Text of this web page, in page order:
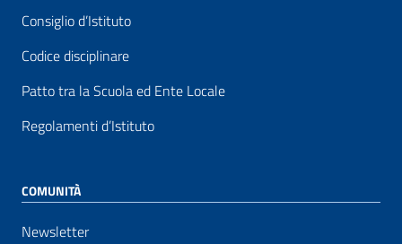
Consiglio d’Istituto
Codice disciplinare
Patto tra la Scuola ed Ente Locale
Regolamenti d’Istituto
COMUNITÀ
Newsletter